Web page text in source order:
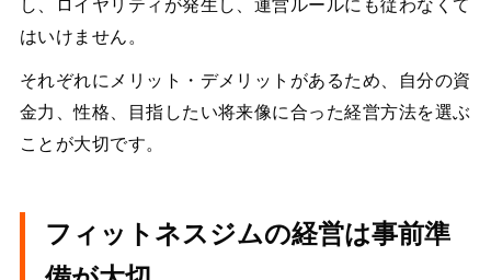
し、ロイヤリティが発生し、運営ルールにも従わなくて
はいけません。
それぞれにメリット・デメリットがあるため、自分の資
金力、性格、目指したい将来像に合った経営方法を選ぶ
ことが大切です。
フィットネスジムの経営は事前準